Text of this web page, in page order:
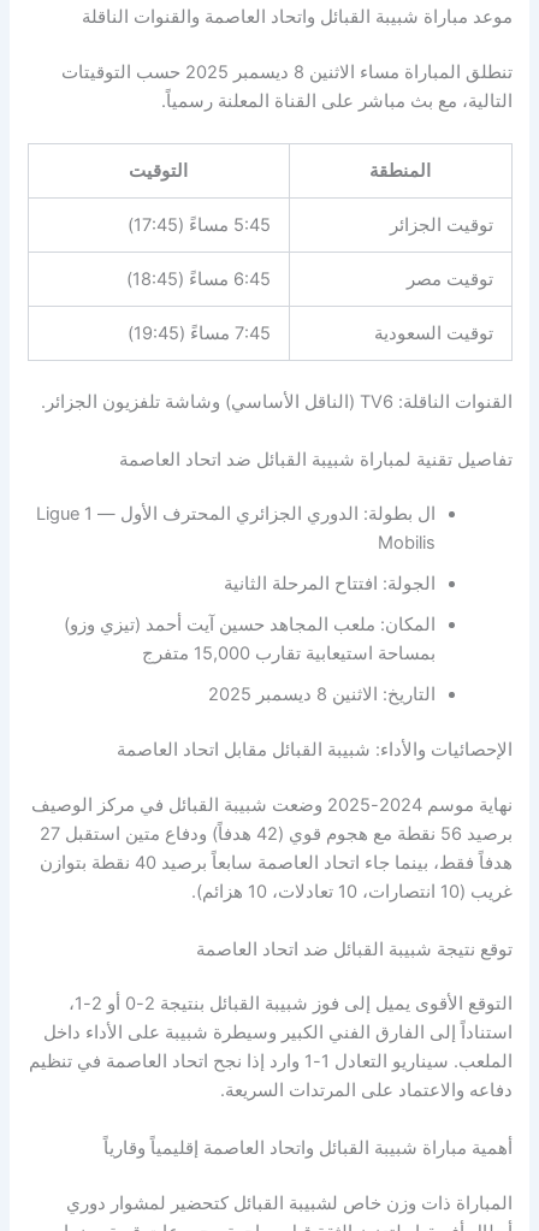
موعد مباراة شبيبة القبائل واتحاد العاصمة والقنوات الناقلة
تنطلق المباراة مساء الاثنين 8 ديسمبر 2025 حسب التوقيتات
التالية، مع بث مباشر على القناة المعلنة رسمياً.
المنطقة التوقيت
توقيت الجزائر 5:45 مساءً (17:45)
توقيت مصر 6:45 مساءً (18:45)
توقيت السعودية 7:45 مساءً (19:45)
القنوات الناقلة: TV6 (الناقل الأساسي) وشاشة تلفزيون الجزائر.
تفاصيل تقنية لمباراة شبيبة القبائل ضد اتحاد العاصمة
ال بطولة: الدوري الجزائري المحترف الأول — Ligue 1
Mobilis
الجولة: افتتاح المرحلة الثانية
المكان: ملعب المجاهد حسين آيت أحمد (تيزي وزو)
بمساحة استيعابية تقارب 15,000 متفرج
التاريخ: الاثنين 8 ديسمبر 2025
الإحصائيات والأداء: شبيبة القبائل مقابل اتحاد العاصمة
نهاية موسم 2024-2025 وضعت شبيبة القبائل في مركز الوصيف
برصيد 56 نقطة مع هجوم قوي (42 هدفاً) ودفاع متين استقبل 27
هدفاً فقط، بينما جاء اتحاد العاصمة سابعاً برصيد 40 نقطة بتوازن
غريب (10 انتصارات، 10 تعادلات، 10 هزائم).
توقع نتيجة شبيبة القبائل ضد اتحاد العاصمة
التوقع الأقوى يميل إلى فوز شبيبة القبائل بنتيجة 2-0 أو 2-1،
استناداً إلى الفارق الفني الكبير وسيطرة شبيبة على الأداء داخل
الملعب. سيناريو التعادل 1-1 وارد إذا نجح اتحاد العاصمة في تنظيم
دفاعه والاعتماد على المرتدات السريعة.
أهمية مباراة شبيبة القبائل واتحاد العاصمة إقليمياً وقارياً
المباراة ذات وزن خاص لشبيبة القبائل كتحضير لمشوار دوري